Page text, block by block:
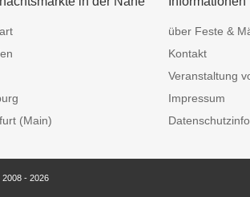
(Main)
über Feste &
Kontakt
Veranstaltung
Impressum
- 2026